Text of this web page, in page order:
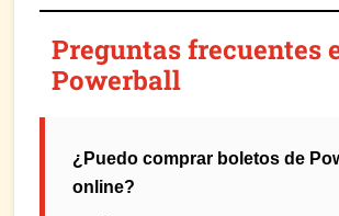
Preguntas frecuentes
Powerball
¿Puedo comprar boletos de
online?